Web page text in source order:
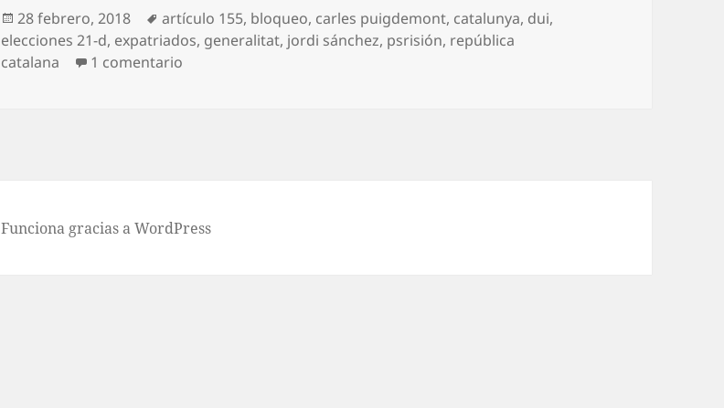
Publicado
el
28 febrero, 2018 Etiquetas
artículo 155, bloqueo, carles puigdemont, catalunya, dui,
elecciones 21-d, expatriados, generalitat, jordi sánchez, psrisión, república
catalana
1 comentario
Funciona gracias a WordPress